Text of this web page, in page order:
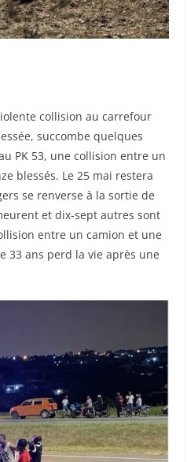
collision au carrefour
succombe quelques
PK 53, une collision entre un
blessés. Le 25 mai restera
se renverse à la sortie de
et dix-sept autres sont
entre un camion et une
33 ans perd la vie après une